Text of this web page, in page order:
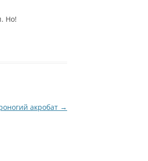
Но!
акробат →